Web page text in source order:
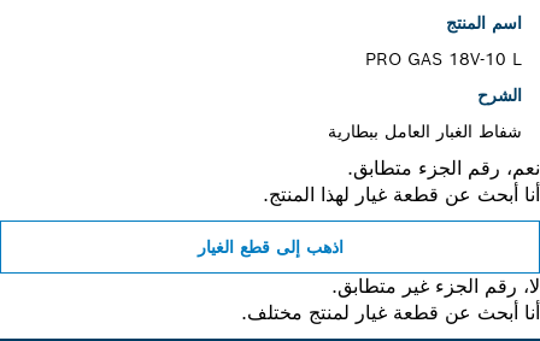
اسم المنتج
PRO GAS 18V-10 L
الشرح
شفاط الغبار العامل ببطارية
رقم الجزء متطابق.
أبحث عن قطعة غيار لهذا المنتج.
اذهب إلى قطع الغيار
رقم الجزء غير متطابق.
أبحث عن قطعة غيار لمنتج مختلف.